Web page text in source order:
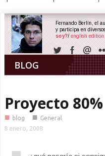
BLOG
Fernando Berlín, el
y participa en
soy?/ english edition.
Proyecto 80%
■ blog ■ General
8 enero, 2008